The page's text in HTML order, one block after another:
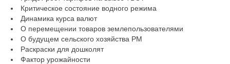
Критическое состояние водного режима
Динамика курса валют
О перемещении товаров землепользователями
О будущем сельского хозяйства РМ
Раскраски для дошколят
Фактор урожайности